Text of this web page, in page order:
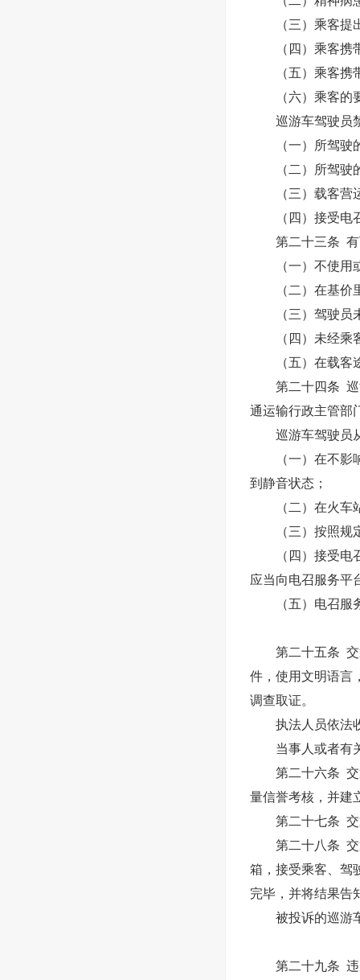
（三）乘客提出
（四）乘客携带
（五）乘客携带
（六）乘客的要
巡游车驾驶员禁
（一）所驾驶的
（二）所驾驶的
（三）载客营运
（四）接受电召
第二十三条 有
（一）不使用或
（二）在基价里
（三）驾驶员未
（四）未经乘客
（五）在载客途
第二十四条 巡游
通运输行政主管部
巡游车驾驶员从
（一）在不影响
到静音状态；
（二）在火车站
（三）按照规定
（四）接受电召
应当向电召服务平
（五）电召服务
第二十五条
件，使用文明语言
调查取证。
执法人员依法收
当事人或者有关
第二十六条 交通
量信誉考核，并建
第二十七条 交通
第二十八条 交通
箱，接受乘客、驾
完毕，并将结果告
被投诉的巡游车
第二十九条